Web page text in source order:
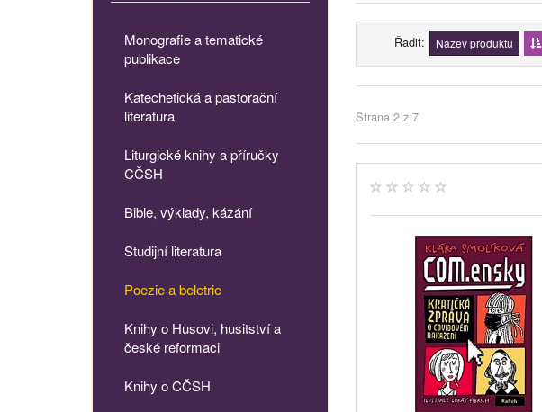
Řadit Název produktu
Strana 2 z 7
Monografie a tematické
publikace
Katechetická a pastorační
literatura
Liturgické knihy a příručky
CČSH
Bible, výklady, kázání
Studijní literatura
Poezie a beletrie
Knihy o Husovi, husitství a
české reformaci
Knihy o CČSH